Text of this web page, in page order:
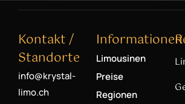
Kontakt /
Standorte
info@krystal-
limo.ch
Informationen
Limousinen
Preise
Regionen